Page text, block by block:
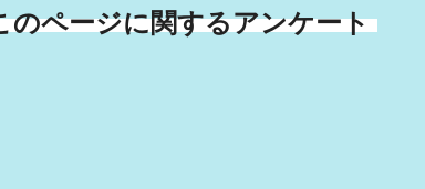
のページに関するアンケート